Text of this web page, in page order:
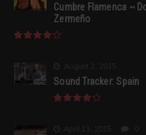
Cumbre Flamenca ~
Zermeño
Sound Tracker: Spain